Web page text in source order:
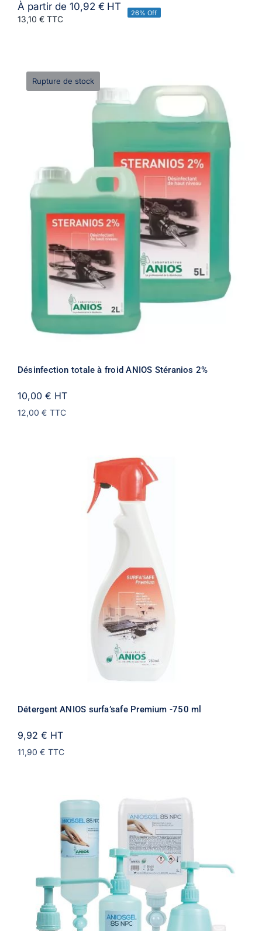
À partir de 10,92 € HT
13,10 € TTC
26% Off
Rupture de stock
Désinfection totale à froid ANIOS Stéranios 2%
10,00 € HT
12,00 € TTC
Détergent ANIOS surfa’safe Premium -750 ml
9,92 € HT
11,90 € TTC